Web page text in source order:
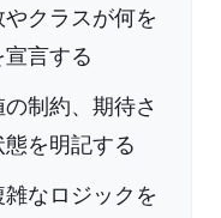
クラスが何を
言する
の制約、期待さ
を明記する
雑なロジックを